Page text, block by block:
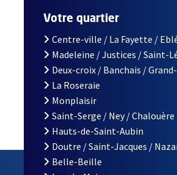
votre email (champ obligatoire)
MA DEMANDE D'INSCRIPTION À LA
Votre quartier
Centre-ville / La Fayette /
Madeleine / Justices / Saint-
Deux-croix / Banchais /
La Roseraie
Monplaisir
Saint-Serge / Ney / Chalouère
Hauts-de-Saint-Aubin
Doutre / Saint-Jacques /
Belle-Beille